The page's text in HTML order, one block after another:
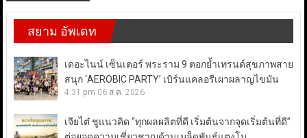
สยาม อัพเดท
เดอะไนน์ เซ็นเตอร์ พระราม 9 ตอกย้ำเทรนด์สุขภาพสาย
สนุก ‘AEROBIC PARTY’ เบิร์นแคลอรีเผาผลาญไขมัน
4:31 pm 06 ส.ค. 2026
เจียไต๋ ชูแนวคิด “ทุกผลผลิตที่ดี เริ่มต้นจากจุดเริ่มต้นที่ดี”